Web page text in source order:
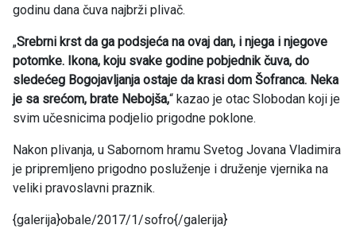
godinu dana čuva najbrži plivač.
„Srebrni krst da ga podsjeća na ovaj dan, i njega i njegove
potomke. Ikona, koju svake godine pobjednik čuva, do
sledećeg Bogojavljanja ostaje da krasi dom Šofranca. Neka
je sa srećom, brate Nebojša,“ kazao je otac Slobodan koji je
svim učesnicima podjelio prigodne poklone.
Nakon plivanja, u Sabornom hramu Svetog Jovana Vladimira
je pripremljeno prigodno posluženje i druženje vjernika na
veliki pravoslavni praznik.
{galerija}obale/2017/1/sofro{/galerija}